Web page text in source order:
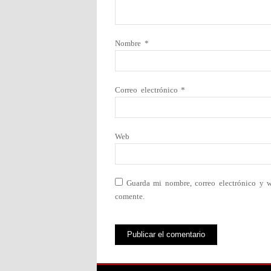
Nombre *
Correo electrónico*
Web
Guarda mi nombre, correo electrónico y
comente.